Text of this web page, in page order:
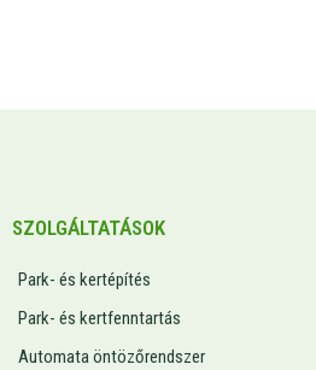
SZOLGÁLTATÁSOK
Park- és kertépítés
Park- és kertfenntartás
Automata öntözőrendszer